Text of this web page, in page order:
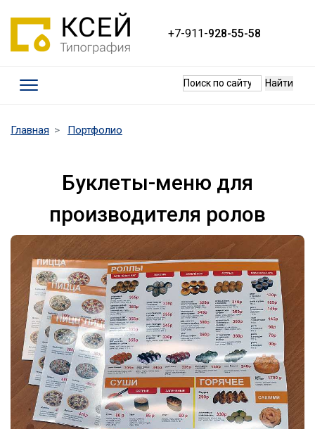
+7-911-928-55-58
Требования к макетам
Оплата и доставка
Контакты
Наши работы
Главная Портфолио
Буклеты-меню для
производителя ролов